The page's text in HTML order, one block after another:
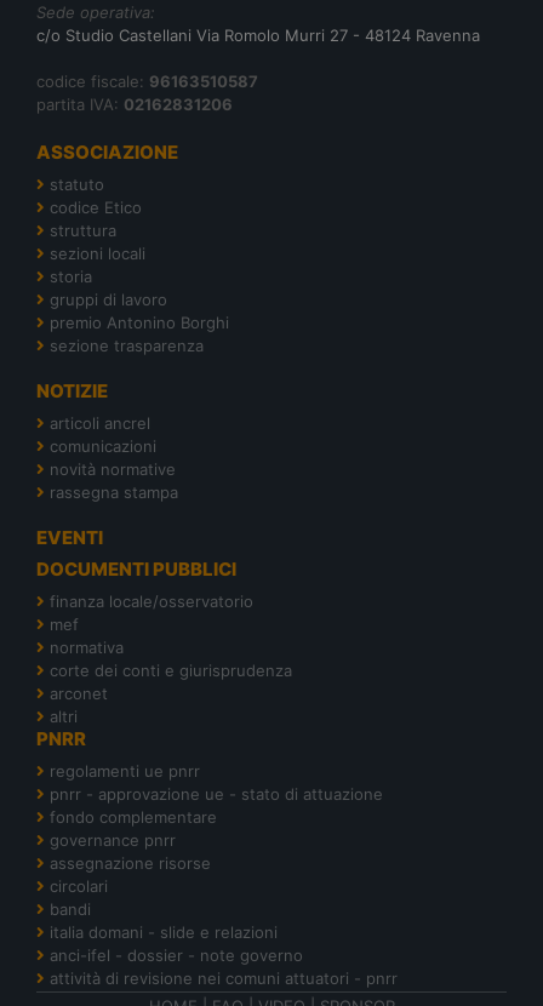
Sede operativa:
c/o Studio Castellani Via Romolo Murri 27 - 48124 Ravenna
codice fiscale: 96163510587
partita IVA: 02162831206
ASSOCIAZIONE
statuto
codice Etico
struttura
sezioni locali
storia
gruppi di lavoro
premio Antonino Borghi
sezione trasparenza
NOTIZIE
articoli ancrel
comunicazioni
novità normative
rassegna stampa
EVENTI
DOCUMENTI PUBBLICI
finanza locale/osservatorio
mef
normativa
corte dei conti e giurisprudenza
arconet
altri
PNRR
regolamenti ue pnrr
pnrr - approvazione ue - stato di attuazione
fondo complementare
governance pnrr
assegnazione risorse
circolari
bandi
italia domani - slide e relazioni
anci-ifel - dossier - note governo
attività di revisione nei comuni attuatori - pnrr